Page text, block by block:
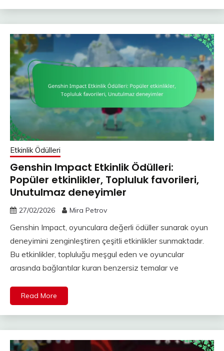
Etkinlik Ödülleri
Genshin Impact Etkinlik Ödülleri:
Popüler etkinlikler, Topluluk favorileri,
Unutulmaz deneyimler
27/02/2026 Mira Petrov
Genshin Impact, oyunculara değerli ödüller sunarak oyun
deneyimini zenginleştiren çeşitli etkinlikler sunmaktadır.
Bu etkinlikler, topluluğu meşgul eden ve oyuncular
arasında bağlantılar kuran benzersiz temalar ve
Read More